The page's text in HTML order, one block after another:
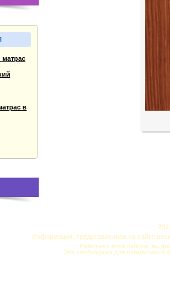
матрас
в
Информация, представленная на сайте
Работая с этим сайтом, вы
Это необходимо для нормального